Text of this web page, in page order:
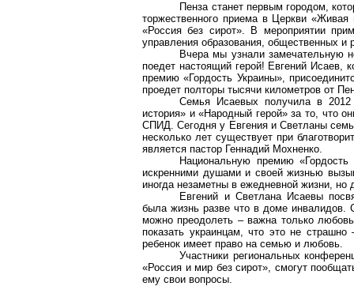
Пенза станет первым городом,
торжественного приема в Церкви
«Россия без сирот». В мероприятии
управления образования, общественных и
Вчера мы узнали замечательную
поедет настоящий герой! Евгений Исаев,
премию «Гордость Украины»,
проедет полторы тысячи километров от
Семья Исаевых получила в
история» и «Народный герой» за то, что
СПИД. Сегодня у Евгения и Светланы
несколько лет существует при
является пастор Геннадий Мохненко.
Национальную премию
искренними душами и своей жизнью
иногда незаметны в ежедневной жизни, но
Евгений и Светлана Исаевы
была жизнь разве что в доме инвалидов.
можно преодолеть – важна только
показать украинцам, что это не
ребенок имеет право на семью и любовь.
Участники региональных
«Россия и мир без сирот», смогут
ему свои вопросы.